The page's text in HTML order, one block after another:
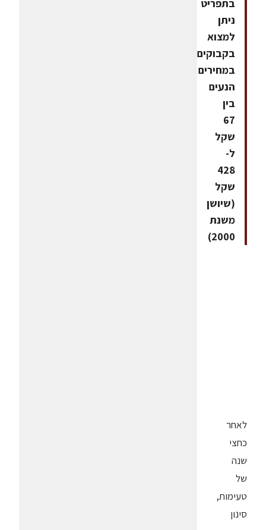
בתפריט
ניתן
למצוא
בקבוקים
במחירים
הנעים
בין
67
שקל
ל-
428
שקל
(שיושן
משנת
2000)
לאחר
כחצי
שנה
של
טעימות,
סינון